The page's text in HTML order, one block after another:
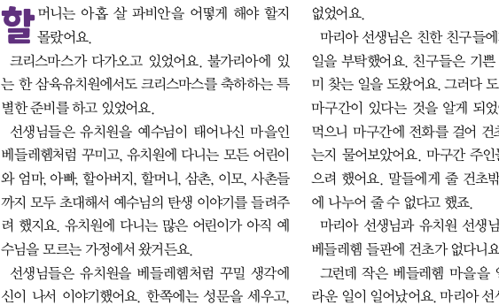
할머니는 아홉 살 파비안을 어떻게 해야 할지
몰랐어요.
크리스마스가 다가오고 있었어요. 불가리아에 있
는 한 삼육유치원에서도 크리스마스를 축하하는 특
별한 준비를 하고 있었어요.
선생님들은 유치원을 예수님이 태어나신 마을인
베들레헴처럼 꾸미고, 유치원에 다니는 모든 어린이
와 엄마, 아빠, 할아버지, 할머니, 삼촌, 이모, 사촌들
까지 모두 초대해서 예수님의 탄생 이야기를 들려주
려 했지요. 유치원에 다니는 많은 어린이가 아직 예
수님을 모르는 가정에서 왔거든요.
선생님들은 유치원을 베들레헴처럼 꾸밀 생각에
신이 나서 이야기했어요. 한쪽에는 성문을 세우고,
없었어요.
마리아 선생님은 친한 친구들
일을 부탁했어요. 친구들은 기
미 찾는 일을 도왔어요. 그러다
마구간이 있다는 것을 알게 되
먹으니 마구간에 전화를 걸어 건
는지 물어보았어요. 마구간 주
으려 했어요. 말들에게 줄 건초
에 나누어 줄 수 없다고 했죠.
마리아 선생님과 유치원 선생
베들레헴 들판에 건초가 없다니요.
그런데 작은 베들레헴 마을을
라운 일이 일어났어요. 마리아